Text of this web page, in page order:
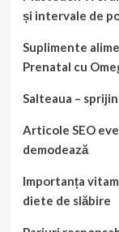
și intervale de
Suplimente
Prenatal cu
Salteaua –
Articole SEO
demodează
Importanța
diete de slăbire